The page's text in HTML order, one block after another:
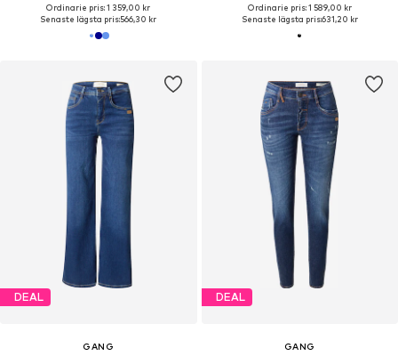
Ordinarie pris: 1 359,00 kr
Senaste lägsta pris:566,30 kr
Ordinarie pris: 1 589,00 kr
Senaste lägsta pris:631,20 kr
DEAL
GANG
DEAL
GANG